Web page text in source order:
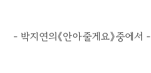
- 박지연의《안아줄게요》중에서 -